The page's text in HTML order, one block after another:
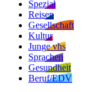
Spezial
Reisen
Gesellschaft
Kultur
Junge vhs
Sprachen
Gesundheit
Beruf/EDV